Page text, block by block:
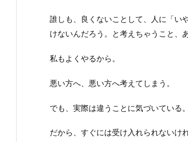
誰しも、良くないことして、人に「い
けないんだろう。と考えちゃうこと、
私もよくやるから。
悪い方へ、悪い方へ考えてしまう。
でも、実際は違うことに気づいている。
だから、すぐには受け入れられないけ